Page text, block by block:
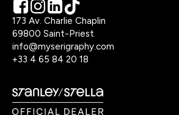
173 Av. Charlie Chaplin
69800 Saint-Priest
info@myserigraphy.com
+33 4 65 84 20 18